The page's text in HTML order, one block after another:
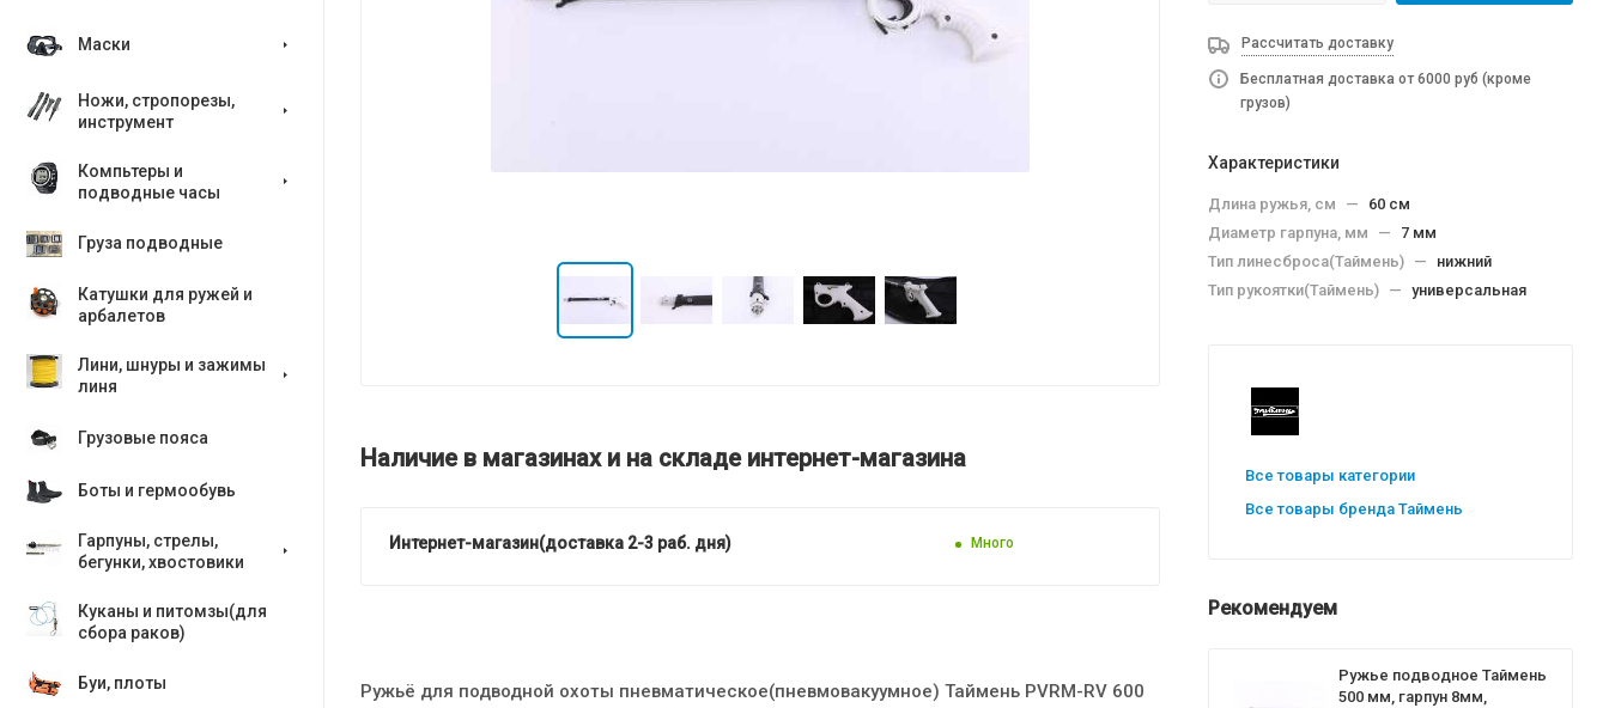
Маски
Ножи, стропорезы,
инструмент
Компьтеры и
подводные часы
Груза подводные
Катушки для ружей и
арбалетов
Лини, шнуры и зажимы
линя
Грузовые пояса
Боты и гермообувь
Гарпуны, стрелы,
бегунки, хвостовики
Куканы и питомзы(для
сбора раков)
Буи, плоты
Наличие в магазинах и на складе интернет-магазина
Интернет-магазин(доставка 2-3 раб. дня) Много
Ружьё для подводной охоты пневматическое(пневмовакуумное) Таймень PVRM-RV 600
Рассчитать доставку
Бесплатная доставка от 6000 руб (кроме
грузов)
Характеристики
Длина ружья, см —
60 см
Диаметр гарпуна, мм
—
7 мм
Тип линесброса(Таймень) —
нижний
Тип рукоятки(Таймень) — универсальная
Все товары категории
Все товары бренда Таймень
Рекомендуем
Ружье подводное Таймень
500 мм, гарпун 8мм,